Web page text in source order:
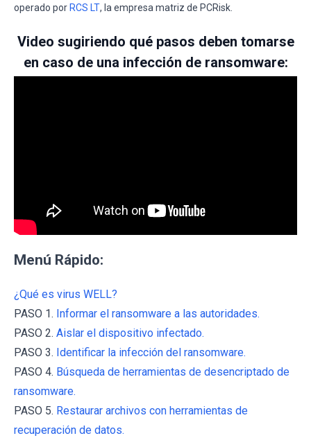
operado porRCS LT, la empresa matriz de PCRisk.
Video sugiriendo qué pasos deben tomarse
en caso de una infección de ransomware:
Menú Rápido:
¿Qué es virus WELL?
PASO 1. Informar el ransomware a las autoridades.
PASO 2. Aislar el dispositivo infectado.
PASO 3. Identificar la infección del ransomware.
PASO 4. Búsqueda de herramientas de desencriptado de
ransomware.
PASO 5. Restaurar archivos con herramientas de
recuperación de datos.